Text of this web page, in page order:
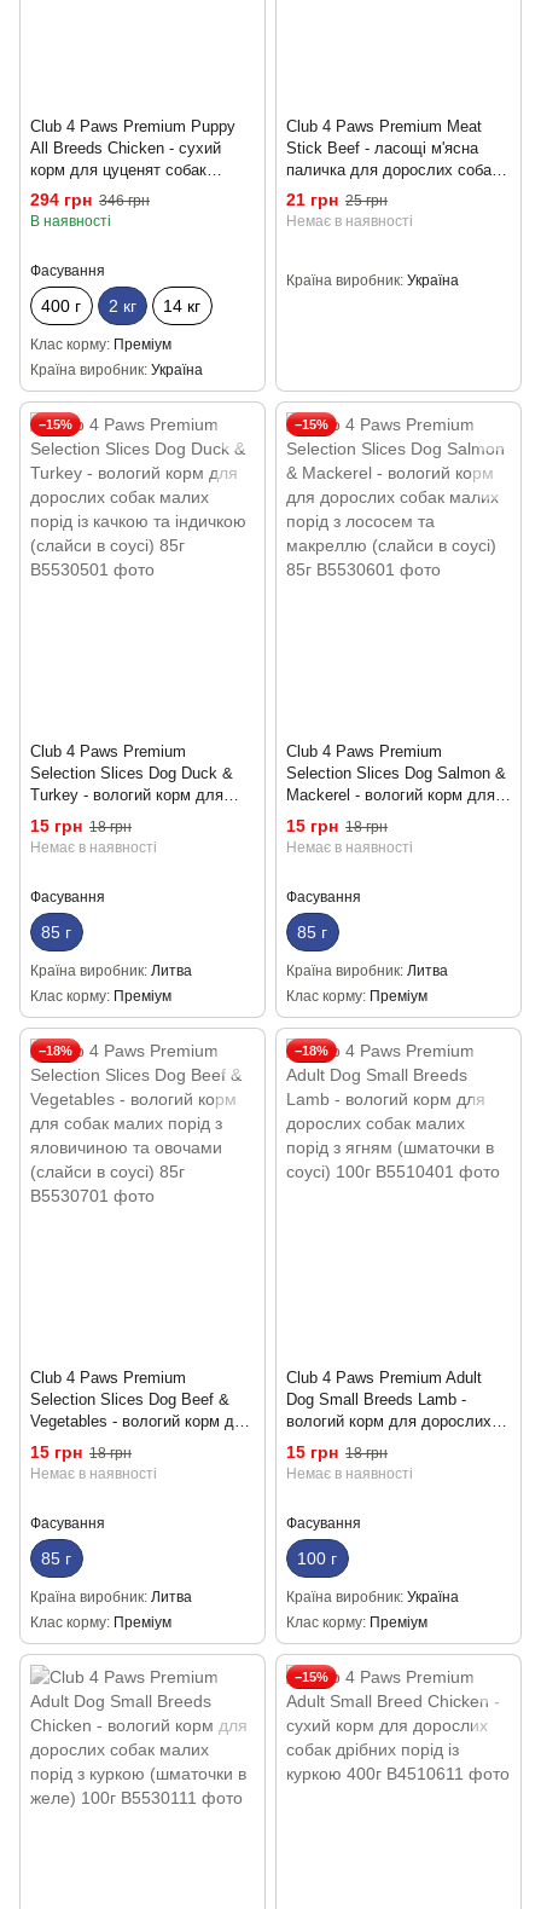
Club 4 Paws Premium Puppy
All Breeds Chicken - сухий
корм для цуценят собак
різних порід із куркою 2кг
294 грн 346 грн
В наявності
Фасування
400 г 2 кг 14 кг
Клас корму Преміум
Країна виробник Україна
Club 4 Paws Premium Meat
Stick Beef - ласощі м'ясна
паличка для дорослих собак з
яловичиною
21 грн 25 грн
Немає в наявності
Країна виробник Україна
−15%
Club 4 Paws Premium
Selection Slices Dog Duck &
Turkey - вологий корм для
дорослих собак малих порід
із качкою та індичкою (слайси
15 грн 18 грн
Немає в наявності
Фасування
85 г
Країна виробник Литва
Клас корму Преміум
−15%
Club 4 Paws Premium
Selection Slices Dog Salmon &
Mackerel - вологий корм для
дорослих собак малих порід з
лососем та макреллю (слайси
15 грн 18 грн
Немає в наявності
Фасування
85 г
Країна виробник Литва
Клас корму Преміум
−18%
Club 4 Paws Premium
Selection Slices Dog Beef &
Vegetables - вологий корм для
собак малих порід з
яловичиною та овочами
15 грн 18 грн
Немає в наявності
Фасування
85 г
Країна виробник Литва
Клас корму Преміум
−18%
Club 4 Paws Premium Adult
Dog Small Breeds Lamb -
вологий корм для дорослих
собак малих порід з ягням
(шматочки в соусі) 100г
15 грн 18 грн
Немає в наявності
Фасування
100 г
Країна виробник Україна
Клас корму Преміум
−15%